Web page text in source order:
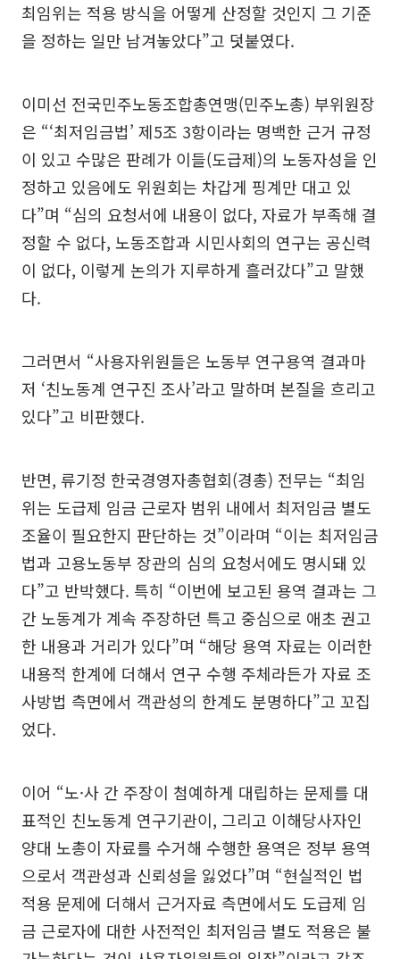
최임위는 적용 방식을 어떻게 산정할 것인지 그 기준
을 정하는 일만 남겨놓았다”고 덧붙였다.
이미선 전국민주노동조합총연맹(민주노총) 부위원장
은 “‘최저임금법’ 제5조 3항이라는 명백한 근거 규정
이 있고 수많은 판례가 이들(도급제)의 노동자성을 인
정하고 있음에도 위원회는 차갑게 핑계만 대고 있
다”며 “심의 요청서에 내용이 없다, 자료가 부족해 결
정할 수 없다, 노동조합과 시민사회의 연구는 공신력
이 없다, 이렇게 논의가 지루하게 흘러갔다”고 말했
다.
그러면서 “사용자위원들은 노동부 연구용역 결과마
저 ‘친노동계 연구진 조사’라고 말하며 본질을 흐리고
있다”고 비판했다.
반면, 류기정 한국경영자총협회(경총) 전무는 “최임
위는 도급제 임금 근로자 범위 내에서 최저임금 별도
조율이 필요한지 판단하는 것”이라며 “이는 최저임금
법과 고용노동부 장관의 심의 요청서에도 명시돼 있
다”고 반박했다. 특히 “이번에 보고된 용역 결과는 그
간 노동계가 계속 주장하던 특고 중심으로 애초 권고
한 내용과 거리가 있다”며 “해당 용역 자료는 이러한
내용적 한계에 더해서 연구 수행 주체라든가 자료 조
사방법 측면에서 객관성의 한계도 분명하다”고 꼬집
었다.
이어 “노·사 간 주장이 첨예하게 대립하는 문제를 대
표적인 친노동계 연구기관이, 그리고 이해당사자인
양대 노총이 자료를 수거해 수행한 용역은 정부 용역
으로서 객관성과 신뢰성을 잃었다”며 “현실적인 법
적용 문제에 더해서 근거자료 측면에서도 도급제 임
금 근로자에 대한 사전적인 최저임금 별도 적용은 불